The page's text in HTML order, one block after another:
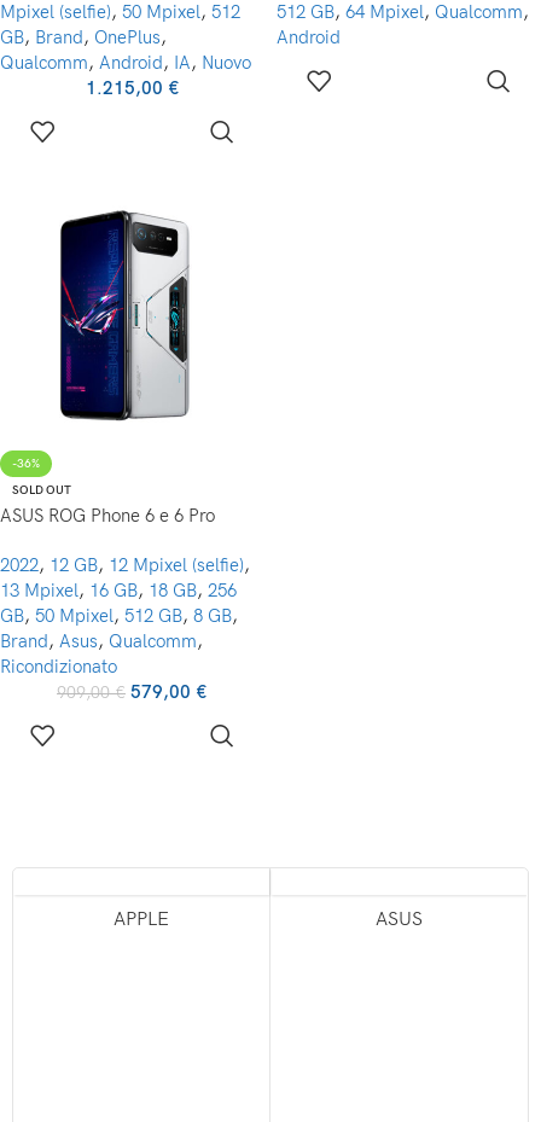
Mpixel (selfie), 50 Mpixel, 512
GB, Brand, OnePlus,
Qualcomm, Android, IA, Nuovo
1.215,00 €
512 GB, 64 Mpixel, Qualcomm,
Android
-36%
SOLD OUT
ASUS ROG Phone 6 e 6 Pro
2022, 12 GB, 12 Mpixel (selfie),
13 Mpixel, 16 GB, 18 GB, 256
GB, 50 Mpixel, 512 GB, 8 GB,
Brand, Asus, Qualcomm,
Ricondizionato
909,00€ 579,00 €
APPLE ASUS